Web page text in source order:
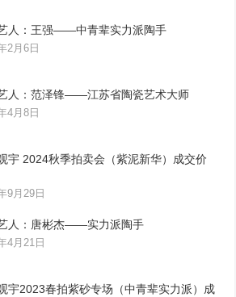
人：王强——中青辈实力派陶手
2月6日
人：范泽锋——江苏省陶瓷艺术大师
4月8日
宇 2024秋季拍卖会（紫泥新华）成交价
9月29日
人：唐彬杰——实力派陶手
4月21日
宇2023春拍紫砂专场（中青辈实力派）成